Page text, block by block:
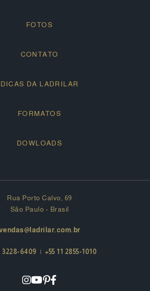
FOTOS
CONTATO
DICAS DA LADRILAR
FORMATOS
DOWLOADS
Rua Porto Calvo, 69
São Paulo - Brasil
3228-6409 | +55 11 2855-1010